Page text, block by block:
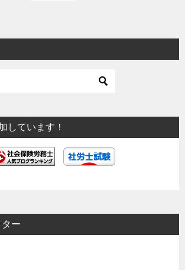
しています！
ー